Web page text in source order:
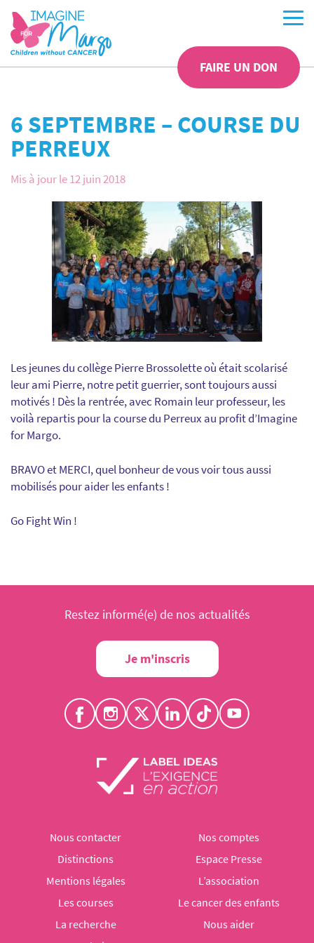
FAIRE UN DON
6 SEPTEMBRE – COURSE DU
PERREUX
Mis à jour le 12 juin 2018
Les jeunes du collège Pierre Brossolette où était scolarisé
leur ami Pierre, notre petit guerrier, sont toujours aussi
motivés ! Dès la rentrée, avec Romain leur professeur, les
voilà repartis pour la course du Perreux au profit d’Imagine
for Margo.
BRAVO et MERCI, quel bonheur de vous voir tous aussi
mobilisés pour aider les enfants !
Go Fight Win !
Restez informé(e) de nos actualités
Je m'inscris
Nous contacter
Nos comptes
Distinctions
Espace Presse
Mentions légales
L’association
Les courses
Le cancer des enfants
La recherche
Nous aider